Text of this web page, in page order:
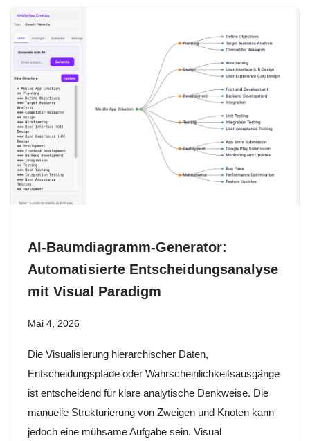
AI-Baumdiagramm-Generator:
Automatisierte Entscheidungsanalyse
mit Visual Paradigm
Mai 4, 2026
Die Visualisierung hierarchischer Daten,
Entscheidungspfade oder Wahrscheinlichkeitsausgänge
ist entscheidend für klare analytische Denkweise. Die
manuelle Strukturierung von Zweigen und Knoten kann
jedoch eine mühsame Aufgabe sein. Visual